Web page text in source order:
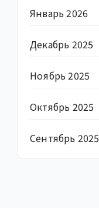
Январь 2026
Декабрь 2025
Ноябрь 2025
Октябрь 2025
Сентябрь 2025